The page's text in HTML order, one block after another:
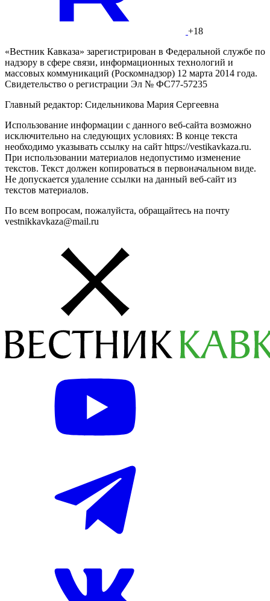
+18
«Вестник Кавказа» зарегистрирован в Федеральной службе по
надзору в сфере связи, информационных технологий и
массовых коммуникаций (Роскомнадзор) 12 марта 2014 года.
Свидетельство о регистрации Эл № ФС77-57235
Главный редактор: Сидельникова Мария Сергеевна
Использование информации с данного веб-сайта возможно
исключительно на следующих условиях: В конце текста
необходимо указывать ссылку на сайт https://vestikavkaza.ru.
При использовании материалов недопустимо изменение
текстов. Текст должен копироваться в первоначальном виде.
Не допускается удаление ссылки на данный веб-сайт из
текстов материалов.
По всем вопросам, пожалуйста, обращайтесь на почту
vestnikkavkaza@mail.ru